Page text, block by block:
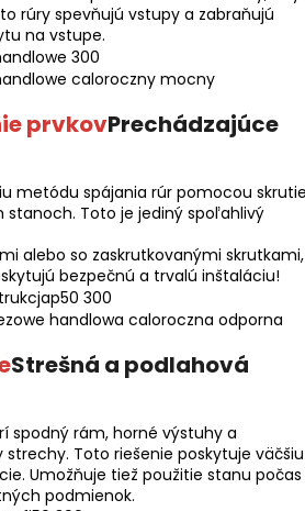
rúry spevňujú vstupy a zabraňujú
na vstupe.
prvkovPrechádzajúce
metódu spájania rúr pomocou
stanoch. Toto je jediný spoľahlivý
alebo so zaskrutkovanými skrutkami,
bezpečnú a trvalú inštaláciu!
Strešná a podlahová
spodný rám, horné výstuhy a
Toto riešenie poskytuje väčšiu
Umožňuje tiež použitie stanu počas
podmienok.